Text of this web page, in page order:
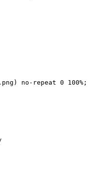
no-repeat 0 100%;